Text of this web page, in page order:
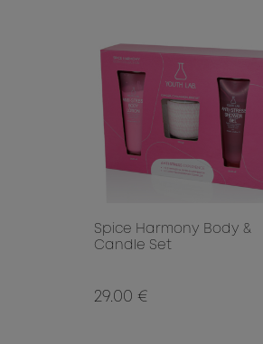
Spice Harmony Body &
Candle Set
29.00 €